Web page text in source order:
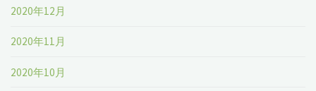
2020年12月
2020年11月
2020年10月